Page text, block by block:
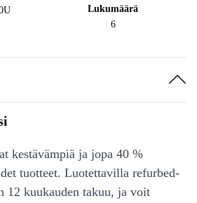
Lukumäärä
6
kestävämpiä ja jopa 40 %
tuotteet. Luotettavilla refurbed-
12 kuukauden takuu, ja voit